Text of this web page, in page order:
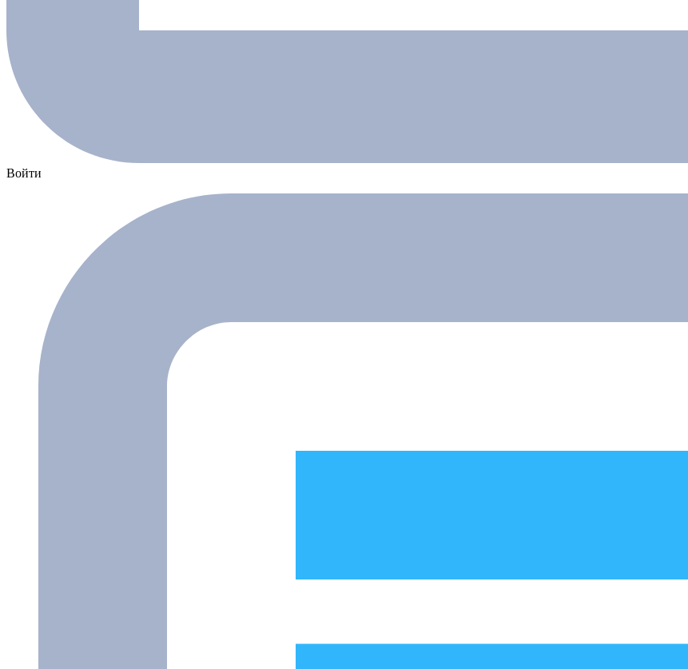
Войти